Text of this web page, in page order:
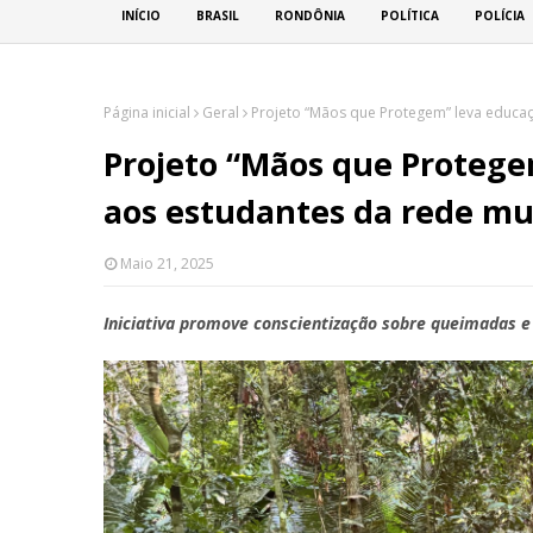
INÍCIO BRASIL RONDÔNIA POLÍTICA POLÍCIA
Página inicial Geral Projeto “Mãos que Protegem” leva
Projeto “Mãos que
aos estudantes da rede
Maio 21, 2025
Iniciativa promove conscientização sobre queimadas